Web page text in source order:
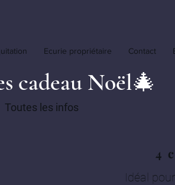
Ecurie propriétaire Contact
cadeau Noël🎄
Toutes les infos
4
Idéal